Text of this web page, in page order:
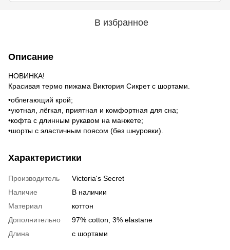
В избранное
Описание
НОВИНКА!
Красивая термо пижама Виктория Сикрет с шортами.
•облегающий крой;
•уютная, лёгкая, приятная и комфортная для сна;
•кофта с длинным рукавом на манжете;
•шорты с эластичным поясом (без шнуровки).
Характеристики
Производитель
Victoria's Secret
Наличие
В наличии
Материал
коттон
Дополнительно
97% cotton, 3% elastane
Длина
с шортами